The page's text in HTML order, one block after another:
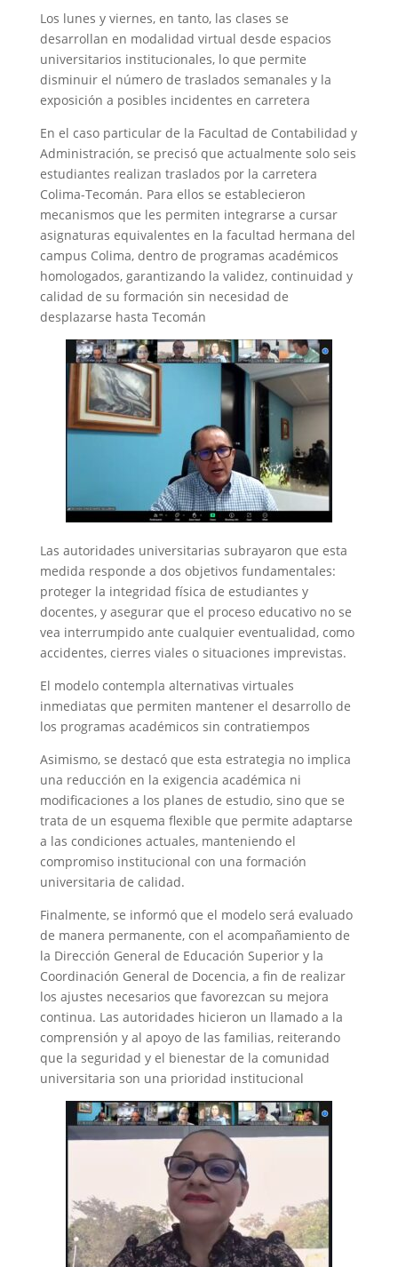
Los lunes y viernes, en tanto, las clases se
desarrollan en modalidad virtual desde espacios
universitarios institucionales, lo que permite
disminuir el número de traslados semanales y la
exposición a posibles incidentes en carretera
En el caso particular de la Facultad de Contabilidad y
Administración, se precisó que actualmente solo seis
estudiantes realizan traslados por la carretera
Colima-Tecomán. Para ellos se establecieron
mecanismos que les permiten integrarse a cursar
asignaturas equivalentes en la facultad hermana del
campus Colima, dentro de programas académicos
homologados, garantizando la validez, continuidad y
calidad de su formación sin necesidad de
desplazarse hasta Tecomán
Las autoridades universitarias subrayaron que esta
medida responde a dos objetivos fundamentales:
proteger la integridad física de estudiantes y
docentes, y asegurar que el proceso educativo no se
vea interrumpido ante cualquier eventualidad, como
accidentes, cierres viales o situaciones imprevistas.
El modelo contempla alternativas virtuales
inmediatas que permiten mantener el desarrollo de
los programas académicos sin contratiempos
Asimismo, se destacó que esta estrategia no implica
una reducción en la exigencia académica ni
modificaciones a los planes de estudio, sino que se
trata de un esquema flexible que permite adaptarse
a las condiciones actuales, manteniendo el
compromiso institucional con una formación
universitaria de calidad.
Finalmente, se informó que el modelo será evaluado
de manera permanente, con el acompañamiento de
la Dirección General de Educación Superior y la
Coordinación General de Docencia, a fin de realizar
los ajustes necesarios que favorezcan su mejora
continua. Las autoridades hicieron un llamado a la
comprensión y al apoyo de las familias, reiterando
que la seguridad y el bienestar de la comunidad
universitaria son una prioridad institucional